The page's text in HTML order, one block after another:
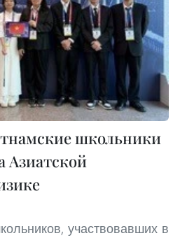
школьники
Азиатской
участвовавших в